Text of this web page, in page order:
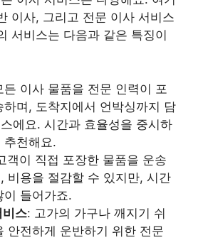
이사, 그리고 전문 이사 서비스
서비스는 다음과 같은 특징이
든 이사 물품을 전문 인력이 포
하며, 도착지에서 언박싱까지 담
에요. 시간과 효율성을 중시하
추천해요.
객이 직접 포장한 물품을 운송
비용을 절감할 수 있지만, 시간
이 들어가죠.
비스: 고가의 가구나 깨지기 쉬
안전하게 운반하기 위한 전문